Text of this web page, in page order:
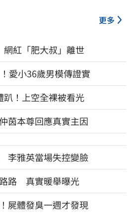
更多
紅「肥大叔」離世
愛小36歲男模傳證實
！上空全裸被看光
茵本尊回應真實主因
李雅英當場失控變臉
路 真實暖舉曝光
屍體發臭一週才發現